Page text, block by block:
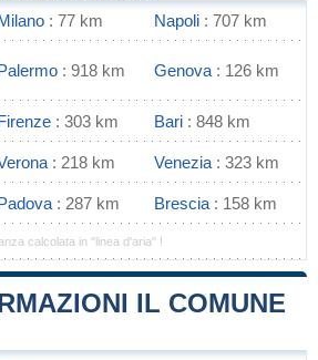
: 77 km Napoli : 707 km
: 918 km Genova : 126 km
: 303 km Bari : 848 km
: 218 km Venezia : 323 km
: 287 km Brescia : 158 km
calcolata in "linea d'aria" !
IL COMUNE